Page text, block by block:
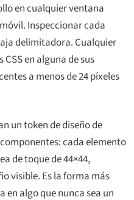
en cualquier ventana
Inspeccionar cada
delimitadora. Cualquier
en alguna de sus
a menos de 24 píxeles
un token de diseño de
cada elemento
de toque de 44×44,
visible. Es la forma más
algo que nunca sea un